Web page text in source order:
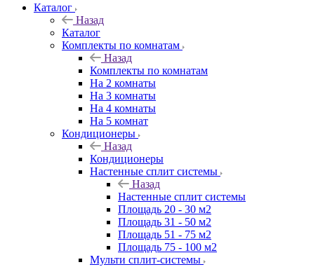
Каталог
Назад
Каталог
Комплекты по комнатам
Назад
Комплекты по комнатам
На 2 комнаты
На 3 комнаты
На 4 комнаты
На 5 комнат
Кондиционеры
Назад
Кондиционеры
Настенные сплит системы
Назад
Настенные сплит системы
Площадь 20 - 30 м2
Площадь 31 - 50 м2
Площадь 51 - 75 м2
Площадь 75 - 100 м2
Мульти сплит-системы